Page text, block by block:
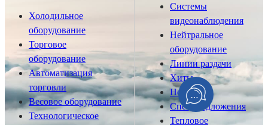
Холодильное
оборудование
Торговое
оборудование
Автоматизация
торговли
Весовое оборудование
Технологическое
Системы
видеонаблюдения
Нейтральное
оборудование
Линии раздачи
Хиты
Новинки
Спецпредложения
Тепловое